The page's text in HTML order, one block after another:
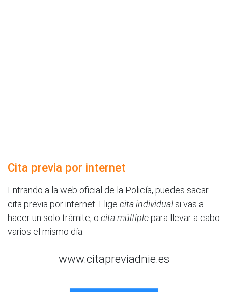
Cita previa por internet
Entrando a la web oficial de la Policía, puedes sacar
cita previa por internet. Elige cita individual si vas a
hacer un solo trámite, o cita múltiplepara llevar a cabo
varios el mismo día.
www.citapreviadnie.es